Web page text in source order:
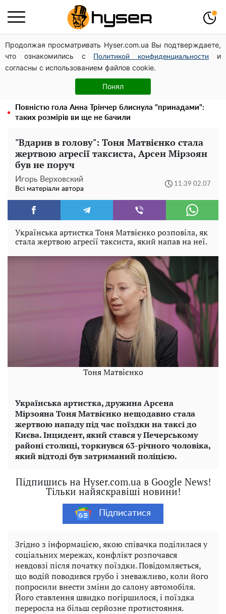
Продолжая просматривать Hyser.com.ua Вы подтверждаете,
что ознакомились с
Политикой конфиденциальности
и
согласны с использованием файлов cookie.
Понял
Чи може Поштова площа стати головною точкою
входу до історичного Києва
Павло Прудніков та його дивовижна кар'єра від актора
у російському театрі до номінанта у керівники
Федерації профспілок
Повністю гола Анна Трінчер блиснула "принадами":
таких розмірів ви ще не бачили
"Вдарив в голову": Тоня Матвієнко стала
жертвою агресії таксиста, Арсен Мірзоян
був не поруч
Игорь Верховский
Всі матеріали автора
11:39 02.07
Українська артистка Тоня Матвієнко розповіла, як
стала жертвою агресії таксиста, який напав на неї.
Тоня Матвієнко
Українська артистка, дружина Арсена
Мірзояна Тоня Матвієнко нещодавно стала
жертвою нападу під час поїздки на таксі до
Києва. Інцидент, який стався у Печерському
районі столиці, торкнувся 63-річного чоловіка,
який відтоді був затриманий поліцією.
Підпишись на Hyser.com.ua в Google News!
Тільки найяскравіші новини!
Підписатися
Згідно з інформацією, якою співачка поділилася у
соціальних мережах, конфлікт розпочався
невдовзі після початку поїздки. Повідомляється,
що водій поводився грубо і зневажливо, коли його
попросили внести зміни до салону автомобіля.
Його ставлення швидко погіршилося, і поїздка
переросла на більш серйозне протистояння.